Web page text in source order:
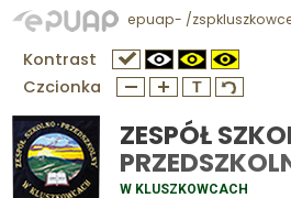
epuap- /
Kontrast
Czcionka
ZESPÓŁ
W KLUSZKOWCACH